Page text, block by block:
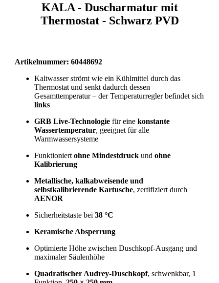
KALA - Duscharmatur mit
Thermostat - Schwarz PVD
Artikelnummer: 60448692
Kaltwasser strömt wie ein Kühlmittel durch das
Thermostat und senkt dadurch dessen
Gesamttemperatur – der Temperaturregler befindet sich
links
GRB Live-Technologiefür eine konstante
Wassertemperatur, geeignet für alle
Warmwassersysteme
Funktioniert ohne Mindestdruckund ohne
Kalibrierung
Metallische, kalkabweisende und
selbstkalibrierende Kartusche, zertifiziert durch
AENOR
Sicherheitstaste bei 38 °C
Keramische Absperrung
Optimierte Höhe zwischen Duschkopf-Ausgang und
maximaler Säulenhöhe
Quadratischer Audrey-Duschkopf, schwenkbar, 1